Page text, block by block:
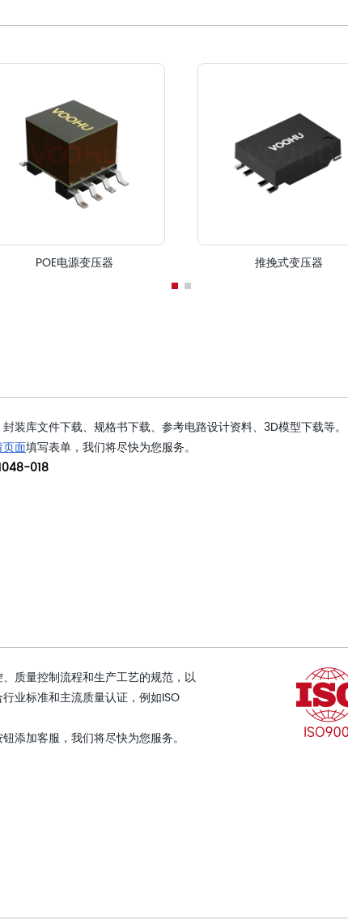
POE电源变压器 推挽式变压器
装库文件下载、规格书下载、参考电路设计资料、3D模型下载等。
面填写表单，我们将尽快为您服务。
018
质量控制流程和生产工艺的规范，以
业标准和主流质量认证，例如ISO
添加客服，我们将尽快为您服务。